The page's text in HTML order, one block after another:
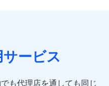
ービス
も代理店を通しても同じ